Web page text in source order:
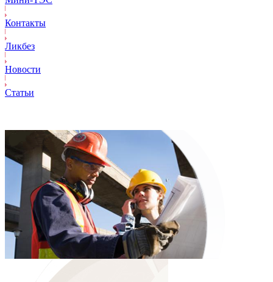
Контакты
Ликбез
Новости
Статьи